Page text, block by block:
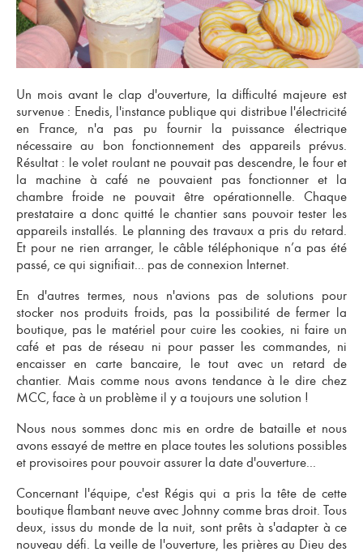
Un mois avant le clap d'ouverture, la difficulté majeure est
survenue : Enedis, l'instance publique qui distribue l'électricité
en France, n'a pas pu fournir la puissance électrique
nécessaire au bon fonctionnement des appareils prévus.
Résultat : le volet roulant ne pouvait pas descendre, le four et
la machine à café ne pouvaient pas fonctionner et la
chambre froide ne pouvait être opérationnelle. Chaque
prestataire a donc quitté le chantier sans pouvoir tester les
appareils installés. Le planning des travaux a pris du retard.
Et pour ne rien arranger, le câble téléphonique n’a pas été
passé, ce qui signifiait... pas de connexion Internet.
En d'autres termes, nous n'avions pas de solutions pour
stocker nos produits froids, pas la possibilité de fermer la
boutique, pas le matériel pour cuire les cookies, ni faire un
café et pas de réseau ni pour passer les commandes, ni
encaisser en carte bancaire, le tout avec un retard de
chantier. Mais comme nous avons tendance à le dire chez
MCC, face à un problème il y a toujours une solution !
Nous nous sommes donc mis en ordre de bataille et nous
avons essayé de mettre en place toutes les solutions possibles
et provisoires pour pouvoir assurer la date d'ouverture...
Concernant l'équipe, c'est Régis qui a pris la tête de cette
boutique flambant neuve avec Johnny comme bras droit. Tous
deux, issus du monde de la nuit, sont prêts à s'adapter à ce
nouveau défi. La veille de l'ouverture, les prières au Dieu des